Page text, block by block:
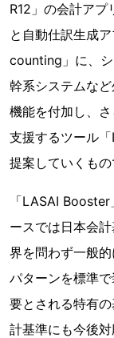
R12」の会計アプ
と自動仕訳生成
counting」に、
幹系システムな
機能を付加し、
支援するツール
提案していくもの
「LASAI
ースでは日本会
界を問わず一般
パターンを標準
要とされる特有
計基準にも今後